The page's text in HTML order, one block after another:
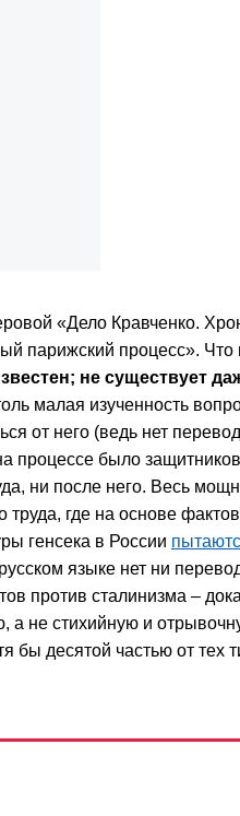
«Дело Кравченко.
парижский процесс». Что
не существует
малая изученность
от него (ведь нет
процессе было защитников
ни после него. Весь
где на основе фактов
генсека в России
языке нет ни
против сталинизма –
а не стихийную и
бы десятой частью от тех